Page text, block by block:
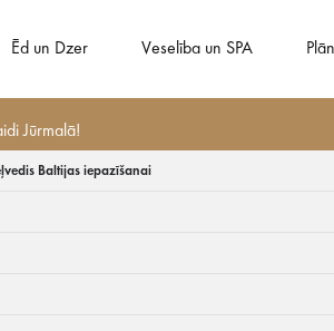
Ēd un Dzer Veselība un SPA
Jūrmalā!
Across Baltics
–
Baltijas iepazīšanai